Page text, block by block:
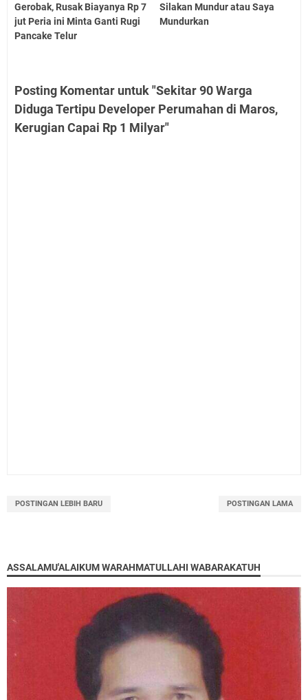
Gerobak, Rusak Biayanya Rp 7
jut Peria ini Minta Ganti Rugi
Pancake Telur
Silakan Mundur atau Saya
Mundurkan
Posting Komentar untuk "Sekitar 90 Warga
Diduga Tertipu Developer Perumahan di Maros,
Kerugian Capai Rp 1 Milyar"
POSTINGAN LEBIH BARU POSTINGAN LAMA
ASSALAMU'ALAIKUM WARAHMATULLAHI WABARAKATUH